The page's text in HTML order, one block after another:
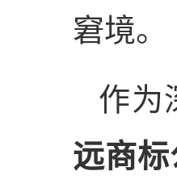
窘境。
作为
远商标